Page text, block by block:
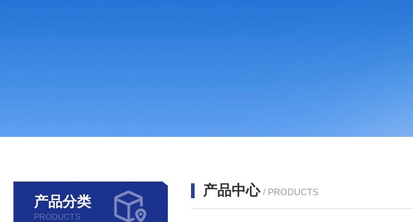
产品分类
PRODUCTS
产品中心 / PRODUCTS